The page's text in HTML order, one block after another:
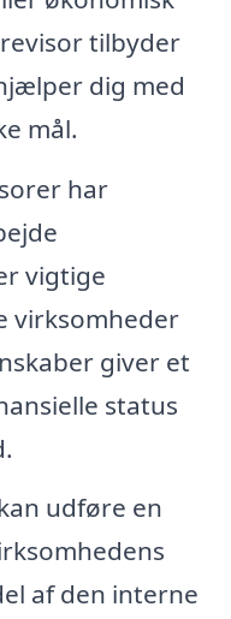
tilbyder
dig med
mål.
har
vigtige
virksomheder
giver et
status
udføre en
af den interne